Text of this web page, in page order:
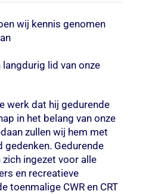
wij kennis genomen
lid van onze
werk dat hij gedurende
in het belang van onze
zullen wij hem met
Gedurende
zich ingezet voor alle
en recreatieve
toenmalige CWR en CRT